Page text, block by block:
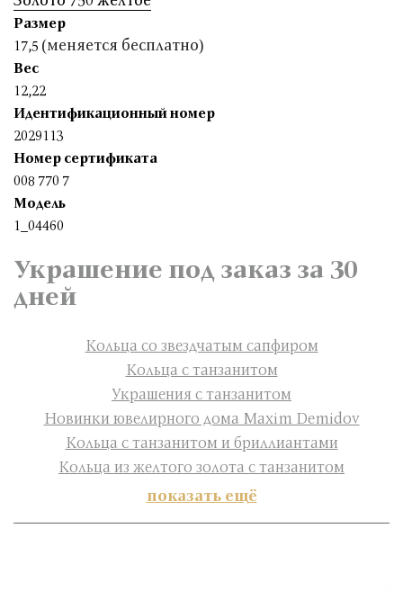
Размер
17,5 (меняется бесплатно)
Вес
12,22
Идентификационный номер
2029113
Номер сертификата
008 770 7
Модель
1_04460
Украшение под заказ за 30
дней
Кольца со звездчатым сапфиром
Кольца с танзанитом
Украшения с танзанитом
Новинки ювелирного дома Maxim Demidov
Кольца с танзанитом и бриллиантами
Кольца из желтого золота с танзанитом
показать ещё